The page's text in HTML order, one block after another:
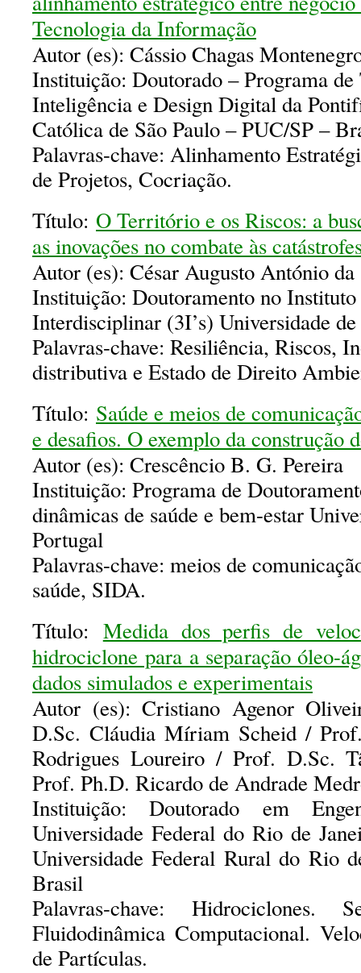
Tecnologia da Informação
Autor (es): Cássio Chagas
Instituição: Doutorado – Programa de
Inteligência e Design Digital da
Católica de São Paulo – PUC/SP –
Palavras-chave: Alinhamento
de Projetos, Cocriação.
Título: O Território e os Riscos: a
as inovações no combate às
Autor (es): César Augusto António da
Instituição: Doutoramento no Instituto
Interdisciplinar (3I’s) Universidade
Palavras-chave: Resiliência, Riscos,
distributiva e Estado de Direito
Título: Saúde e meios de
e desafios. O exemplo da construção
Autor (es): Crescêncio B. G. Pereira
Instituição: Programa de
dinâmicas de saúde e bem-estar
Portugal
Palavras-chave: meios de
saúde, SIDA.
Título: Medida dos perfis de
hidrociclone para a separação óleo-
dados simulados e experimentais
Autor (es): Cristiano Agenor
D.Sc. Cláudia Míriam Scheid /
Rodrigues Loureiro / Prof. D.Sc.
Prof. Ph.D. Ricardo de Andrade
Instituição: Doutorado em
Universidade Federal do Rio de
Universidade Federal Rural do Rio
Brasil
Palavras-chave: Hidrociclones.
Fluidodinâmica Computacional.
de Partículas.